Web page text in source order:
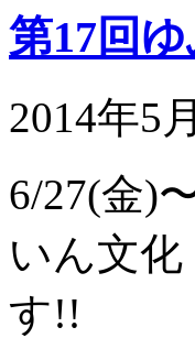
第17回
2014年5
6/27(金)
いん文
す!!